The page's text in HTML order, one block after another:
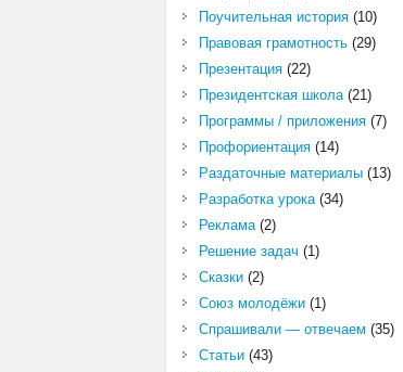
Поучительная история(10)
Правовая грамотность(29)
Презентация(22)
Президентская школа(21)
Программы / приложения(7)
Профориентация(14)
Раздаточные материалы(13)
Разработка урока(34)
Реклама(2)
Решение задач (1)
Сказки(2)
Союз молодёжи(1)
Спрашивали — отвечаем (35)
Статьи(43)